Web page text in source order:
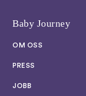
Baby Journey
OM OSS
PRESS
JOBB